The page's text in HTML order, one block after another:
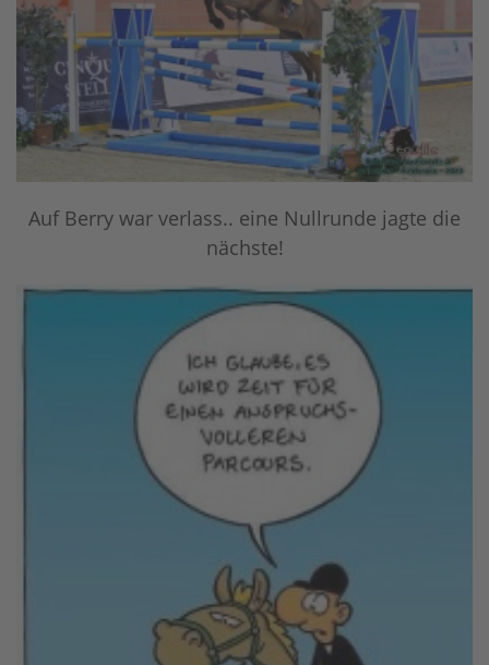
Auf Berry war verlass.. eine Nullrunde jagte die
nächste!